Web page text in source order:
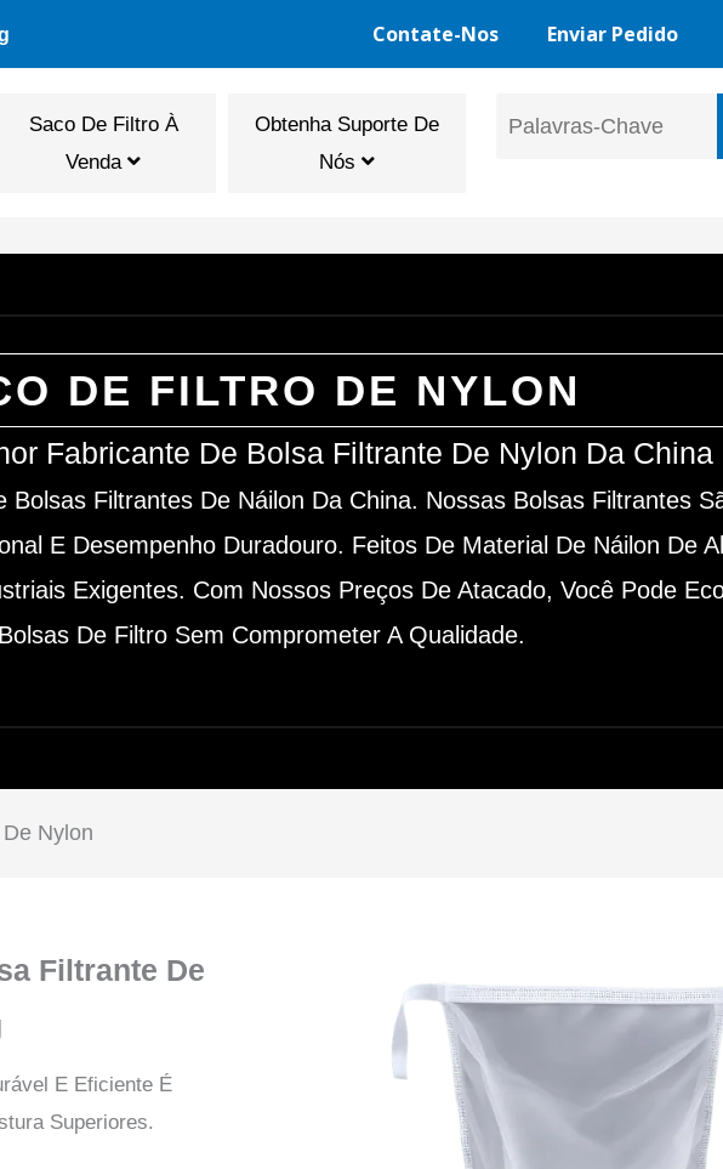
Contate-Nos Enviar Pedido
Saco De Filtro À
Venda
Obtenha Suporte De
Nós
DE FILTRO DE NYLON
Fabricante De Bolsa Filtrante De Nylon Da China
Bolsas Filtrantes De Náilon Da China. Nossas Bolsas Filtrantes
E Desempenho Duradouro. Feitos De Material De Náilon De
Exigentes. Com Nossos Preços De Atacado, Você Pode
De Filtro Sem Comprometer A Qualidade.
Nylon
Filtrante De
E Eficiente É
Superiores.